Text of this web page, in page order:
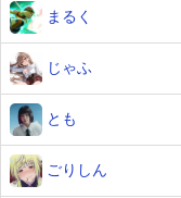
まるく
じゃふ
とも
ごりしん